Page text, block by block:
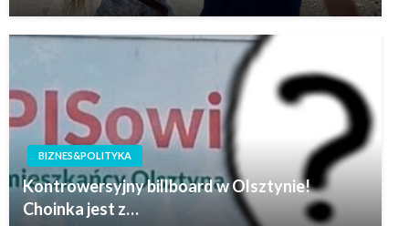
BIZNES&POLITYKA
Kontrowersyjny billboard w Olsztynie!
Choinka jest z…